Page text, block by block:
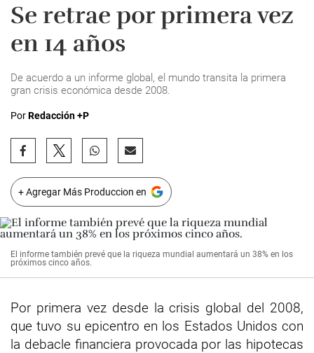
Se retrae por primera vez
en 14 años
De acuerdo a un informe global, el mundo transita la primera
gran crisis económica desde 2008.
PorRedacción +P
+ Agregar Más Produccion en
El informe también prevé que la riqueza mundial aumentará un 38% en los
próximos cinco años.
Por primera vez desde la crisis global del 2008,
que tuvo su epicentro en los Estados Unidos con
la debacle financiera provocada por las hipotecas